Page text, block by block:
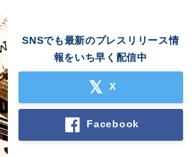
SNSでも最新のプレスリリース情
報をいち早く配信中
X
Facebook